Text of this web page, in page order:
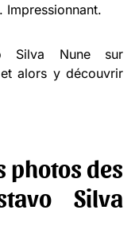
Impressionnant.
Silva Nune sur
alors y découvrir
photos des
Silva